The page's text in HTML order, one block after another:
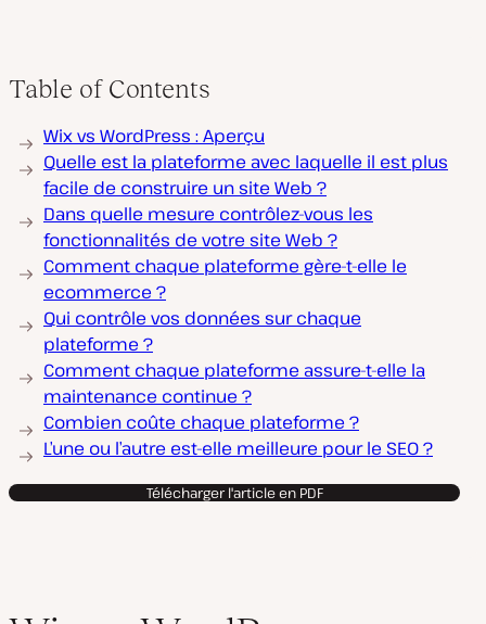
Table of Contents
Wix vs WordPress : Aperçu
Quelle est la plateforme avec laquelle il est plus
facile de construire un site Web ?
Dans quelle mesure contrôlez-vous les
fonctionnalités de votre site Web ?
Comment chaque plateforme gère-t-elle le
ecommerce ?
Qui contrôle vos données sur chaque
plateforme ?
Comment chaque plateforme assure-t-elle la
maintenance continue ?
Combien coûte chaque plateforme ?
L’une ou l’autre est-elle meilleure pour le SEO ?
Télécharger l'article en PDF